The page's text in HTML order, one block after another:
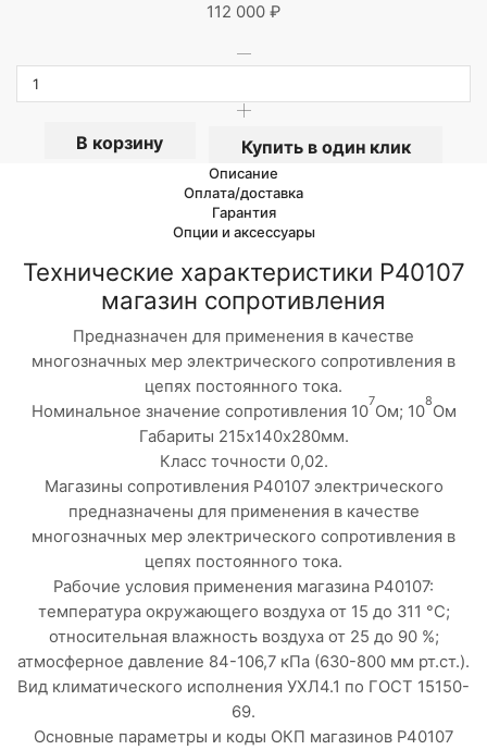
112 000 ₽
В корзину Купить в один клик
Описание
Оплата/доставка
Гарантия
Опции и аксессуары
Технические характеристики Р40107
магазин сопротивления
Предназначен для применения в качестве
многозначных мер электрического сопротивления в
цепях постоянного тока.
Номинальное значение сопротив­ления 10
7
Ом; 10
8
Ом
Габариты 215х140х280мм.
Класс точности 0,02.
Магазины сопротивления Р40107 электрического
предназначены для применения в качестве
многозначных мер электрического сопротивления в
цепях постоянного тока.
Рабочие условия применения магазина Р40107:
температура окружающего воздуха от 15 до 311 °С;
относительная влажность воздуха от 25 до 90 %;
атмосферное давление 84-106,7 кПа (630-800 мм рт.ст.).
Вид климатического исполнения УХЛ4.1 по ГОСТ 15150-
69.
Основные параметры и коды ОКП магазинов Р40107